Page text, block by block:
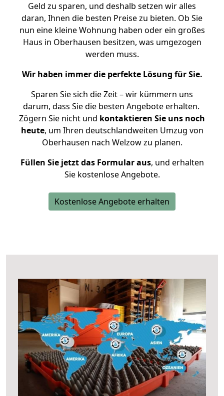
Geld zu sparen, und deshalb setzen wir alles
daran, Ihnen die besten Preise zu bieten. Ob Sie
nun eine kleine Wohnung haben oder ein großes
Haus in Oberhausen besitzen, was umgezogen
werden muss.
Wir haben immer die perfekte Lösung für Sie.
Sparen Sie sich die Zeit – wir kümmern uns
darum, dass Sie die besten Angebote erhalten.
Zögern Sie nicht und kontaktieren Sie uns noch
heute, um Ihren deutschlandweiten Umzug von
Oberhausen nach Welzow zu planen.
Füllen Sie jetzt das Formular aus, und erhalten
Sie kostenlose Angebote.
Kostenlose Angebote erhalten